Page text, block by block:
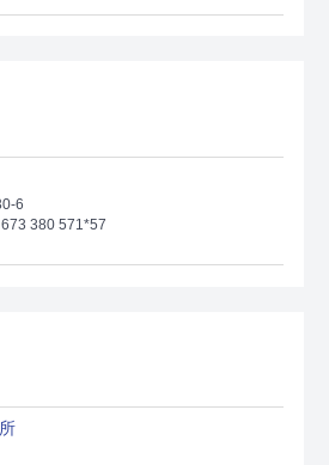
6
673 380 571*57